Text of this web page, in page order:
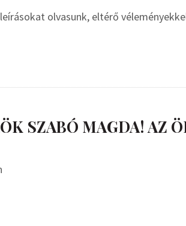
olvasunk, eltérő
SZABÓ MAGDA! AZ